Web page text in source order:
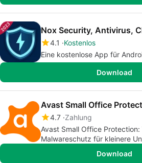
Nox Security, Antivirus,
4.1
Kostenlos
Eine kostenlose App für
Download
Avast Small Office
4.7 Zahlung
Avast Small Office Protection:
Malwareschutz für kleinere
Download